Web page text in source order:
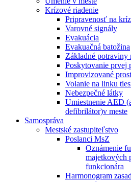
Krízové riadenie
Pripravenosť na
Varovné signály
Evakuácia
Evakuačná batožina
Základné potraviny
Poskytovanie prvej
Improvizované
Volanie na linku
Nebezpečné látky
Umiestnenie AED
defibrilátor)v meste
Samospráva
Mestské zastupiteľstvo
Poslanci MsZ
Oznámenie
majetkových
funkcionára
Harmonogram